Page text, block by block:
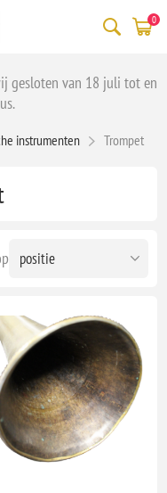
0
gesloten van 18 juli tot en
instrumenten Trompet